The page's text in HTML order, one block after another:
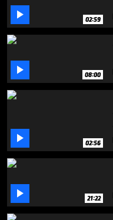
 02:59
 08:00
 02:56
 21:22